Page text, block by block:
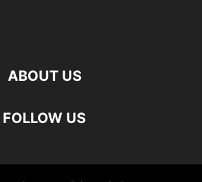
ABOUT US
FOLLOW US